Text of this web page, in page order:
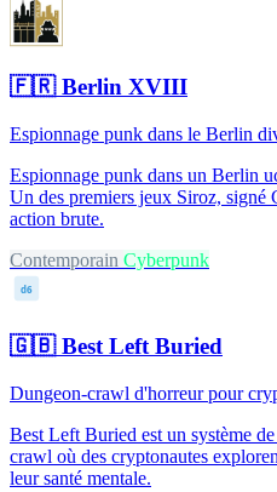
🇫🇷Berlin XVIII
Espionnage punk dans le Berlin
Espionnage punk dans un Berlin
Un des premiers jeux Siroz, signé
action brute.
Contemporain Cyberpunk
d6
🇬🇧Best Left Buried
Dungeon-crawl d'horreur pour
Best Left Buried est un système
crawl où des cryptonautes
leur santé mentale.